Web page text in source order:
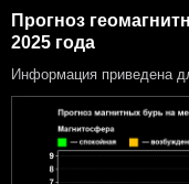
Прогноз
2025 года
Информация приведена